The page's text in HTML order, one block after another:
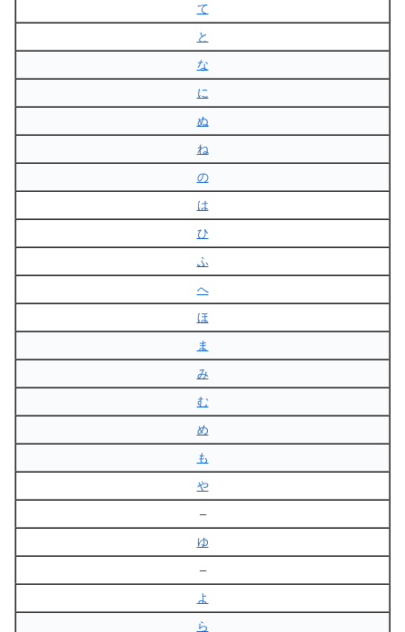
て
と
な
に
ぬ
ね
の
は
ひ
ふ
へ
ほ
ま
み
む
め
も
や
–
ゆ
–
よ
ら